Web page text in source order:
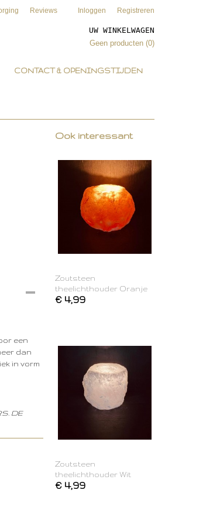
Reviews Inloggen Registreren
UW WINKELWAGEN
Geen producten (0)
CONTACT & OPENINGSTIJDEN
een
dan
in vorm
DE
Ook interessant
Zoutsteen
theelichthouder Oranje
€ 4,99
Zoutsteen
theelichthouder Wit
€ 4,99